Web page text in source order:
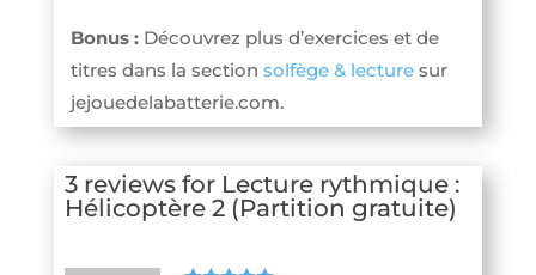
Bonus :Découvrez plus d’exercices et de
titres dans la section solfège & lecture sur
jejouedelabatterie.com.
3 reviews for Lecture rythmique :
Hélicoptère 2 (Partition gratuite)